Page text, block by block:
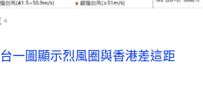
一圖顯示烈風圈與香港差這距